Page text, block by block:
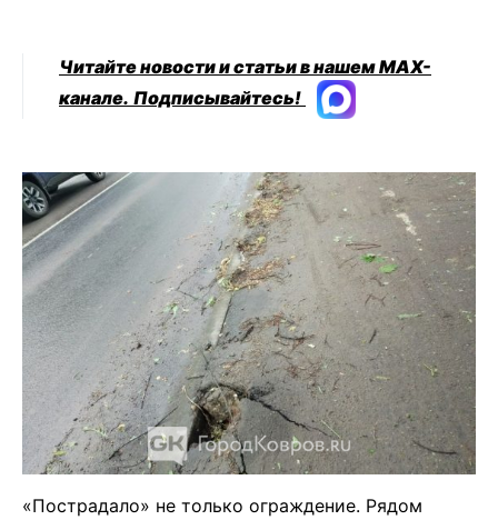
Читайте новости и статьи в нашем MAX-
канале. Подписывайтесь!
«Пострадало» не только ограждение. Рядом